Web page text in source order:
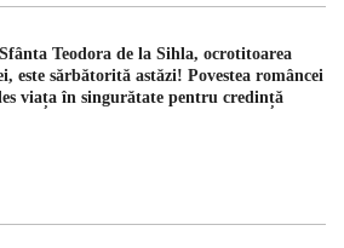
Sfânta Teodora de la Sihla, ocrotitoarea
este sărbătorită astăzi! Povestea româncei
viața în singurătate pentru credință